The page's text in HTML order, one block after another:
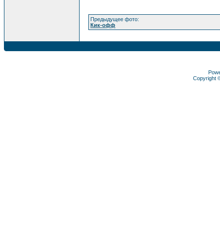
Предыдущее фото:
Кик-офф
Copyright